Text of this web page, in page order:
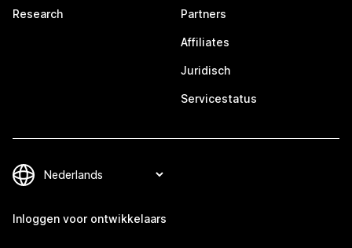
Research Partners
Affiliates
Juridisch
Servicestatus
Inloggen voor ontwikkelaars